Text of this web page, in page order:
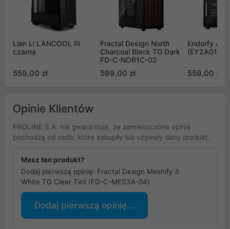
Lian Li LANCOOL III
czarna
559,00 zł
Fractal Design North
Charcoal Black TG Dark
FD-C-NOR1C-02
599,00 zł
Endorfy
(EY2A013)
559,00 zł
Opinie Klientów
PROLINE S.A. nie gwarantuje, że zamieszczone opinie
pochodzą od osób, które zakupiły lub używały dany produkt.
Masz ten produkt?
Dodaj pierwszą opinię: Fractal Design Meshify 3
White TG Clear Tint (FD-C-MES3A-04)
Dodaj pierwszą opinię...